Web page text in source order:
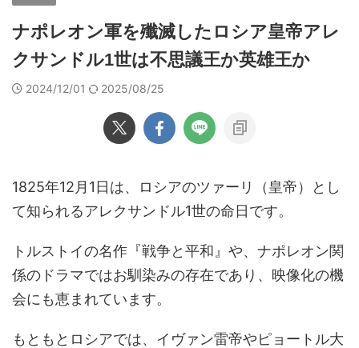
ナポレオン軍を殲滅したロシア皇帝アレ
クサンドル1世は不思議王か英雄王か
2024/12/01 2025/08/25
1825年12月1日は、ロシアのツァーリ（皇帝）とし
て知られるアレクサンドル1世の命日です。
トルストイの名作『戦争と平和』や、ナポレオン関
係のドラマではお馴染みの存在であり、映像化の機
会にも恵まれています。
もともとロシアでは、イヴァン雷帝やピョートル大